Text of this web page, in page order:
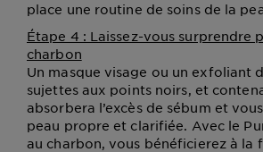
place une routine de soins de la
Étape 4 : Laissez-vous surprendre
charbon
Un masque visage ou un exfoliant
sujettes aux points noirs, et
absorbera l’excès de sébum et
peau propre et clarifiée. Avec le
au charbon, vous bénéficierez à la